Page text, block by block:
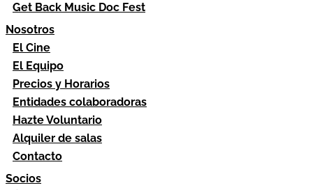
Get Back Music Doc Fest
Nosotros
El Cine
El Equipo
Precios y Horarios
Entidades colaboradoras
Hazte Voluntario
Alquiler de salas
Contacto
Socios